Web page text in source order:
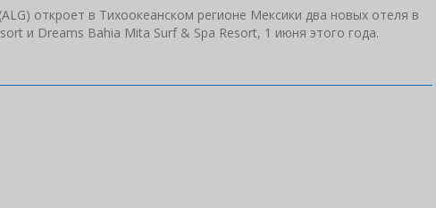
откроет в Тихоокеанском регионе Мексики два новых отеля в
и Dreams Bahia Mita Surf & Spa Resort, 1 июня этого года.